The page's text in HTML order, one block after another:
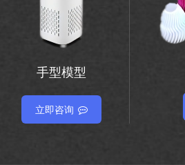
手型模型
立即咨询